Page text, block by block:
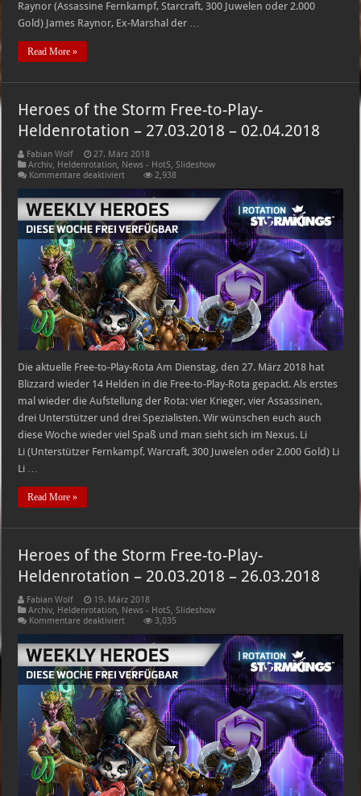
Raynor (Assassine Fernkampf, Starcraft, 300 Juwelen oder 2.000
Gold) James Raynor, Ex-Marshal der …
Read More »
Heroes of the Storm Free-to-Play-
Heldenrotation – 27.03.2018 – 02.04.2018
Fabian Wolf
27. März 2018
Archiv, Heldenrotation, News - HotS,Slideshow
Kommentare deaktiviertfür
of
the
Storm
Free-
to-
Play-
Heldenrotation
–
27.03.2018
–
02.04.2018
2,938
Die aktuelle Free-to-Play-Rota Am Dienstag, den 27. März 2018 hat
Blizzard wieder 14 Helden in die Free-to-Play-Rota gepackt. Als erstes
mal wieder die Aufstellung der Rota: vier Krieger, vier Assassinen,
drei Unterstützer und drei Spezialisten. Wir wünschen euch auch
diese Woche wieder viel Spaß und man sieht sich im Nexus. Li
Li (Unterstützer Fernkampf, Warcraft, 300 Juwelen oder 2.000 Gold) Li
Li …
Read More »
Heroes of the Storm Free-to-Play-
Heldenrotation – 20.03.2018 – 26.03.2018
Fabian Wolf
19. März 2018
Archiv, Heldenrotation, News - HotS,Slideshow
Kommentare deaktiviertfür
of
the
Storm
Free-
to-
Play-
Heldenrotation
–
20.03.2018
–
26.03.2018
3,035